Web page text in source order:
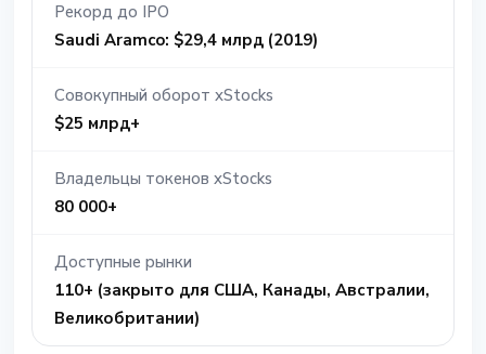
Рекорд до IPO
Saudi Aramco: $29,4 млрд (2019)
Совокупный оборот xStocks
$25 млрд+
Владельцы токенов xStocks
80 000+
Доступные рынки
110+ (закрыто для США, Канады, Австралии,
Великобритании)